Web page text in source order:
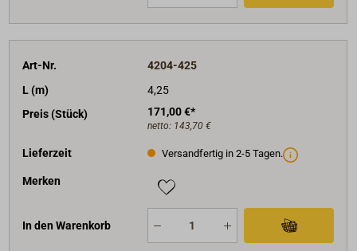
Art-Nr.
4204-425
L (m)
4,25
Preis (Stück)
171,00 €*
netto: 143,70 €
Lieferzeit Versandfertig in 2-5 Tagen.
Merken
In den Warenkorb